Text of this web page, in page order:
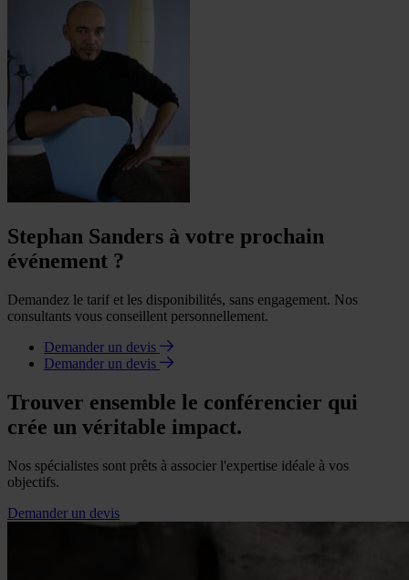
Stephan Sanders à votre prochain
événement ?
Demandez le tarif et les disponibilités, sans engagement. Nos
consultants vous conseillent personnellement.
Demander un devis
Demander un devis
Trouver ensemble le conférencier qui
crée un véritable impact.
Nos spécialistes sont prêts à associer l'expertise idéale à vos
objectifs.
Demander un devis